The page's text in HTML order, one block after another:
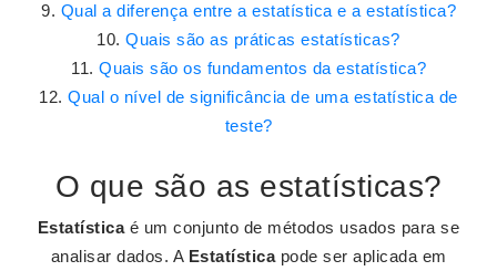
Qual a diferença entre a estatística e a estatística?
Quais são as práticas estatísticas?
Quais são os fundamentos da estatística?
Qual o nível de significância de uma estatística de
teste?
O que são as estatísticas?
Estatísticaé um conjunto de métodos usados para se
analisar dados. A Estatísticapode ser aplicada em